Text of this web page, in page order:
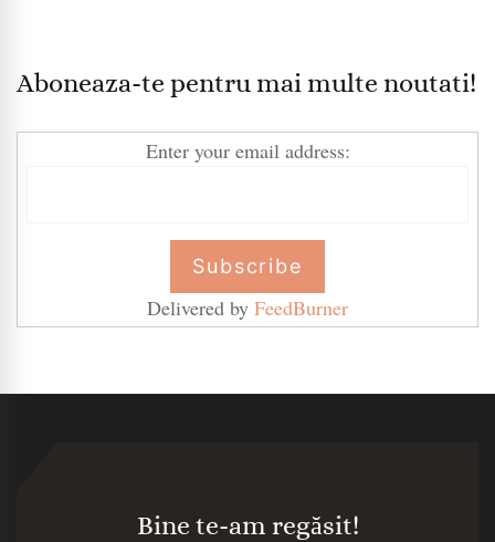
Aboneaza-te pentru mai multe noutati!
Enter your email address:
Delivered by FeedBurner
Bine te-am regăsit!